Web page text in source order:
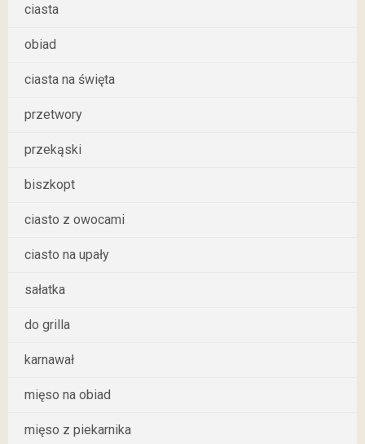
ciasta
obiad
ciasta na święta
przetwory
przekąski
biszkopt
ciasto z owocami
ciasto na upały
sałatka
do grilla
karnawał
mięso na obiad
mięso z piekarnika